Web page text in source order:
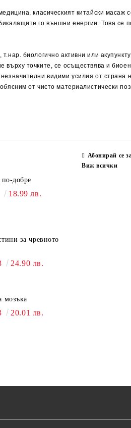
класическият китайски
го външни енергии. Това се
биологично активни или
върху точките, се осъществява и
видими усилия от
от чисто материалистически
по-добре
18.99 лв.
за чревното
24.90 лв.
мозъка
20.01 лв.
Абонирай се
Виж всички